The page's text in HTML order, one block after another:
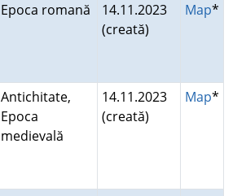
Epoca romană
14.11.2023
(creată)
Map*
Antichitate,
Epoca
medievală
14.11.2023
(creată)
Map*